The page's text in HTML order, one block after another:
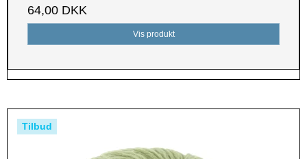
64,00 DKK
Vis produkt
Tilbud